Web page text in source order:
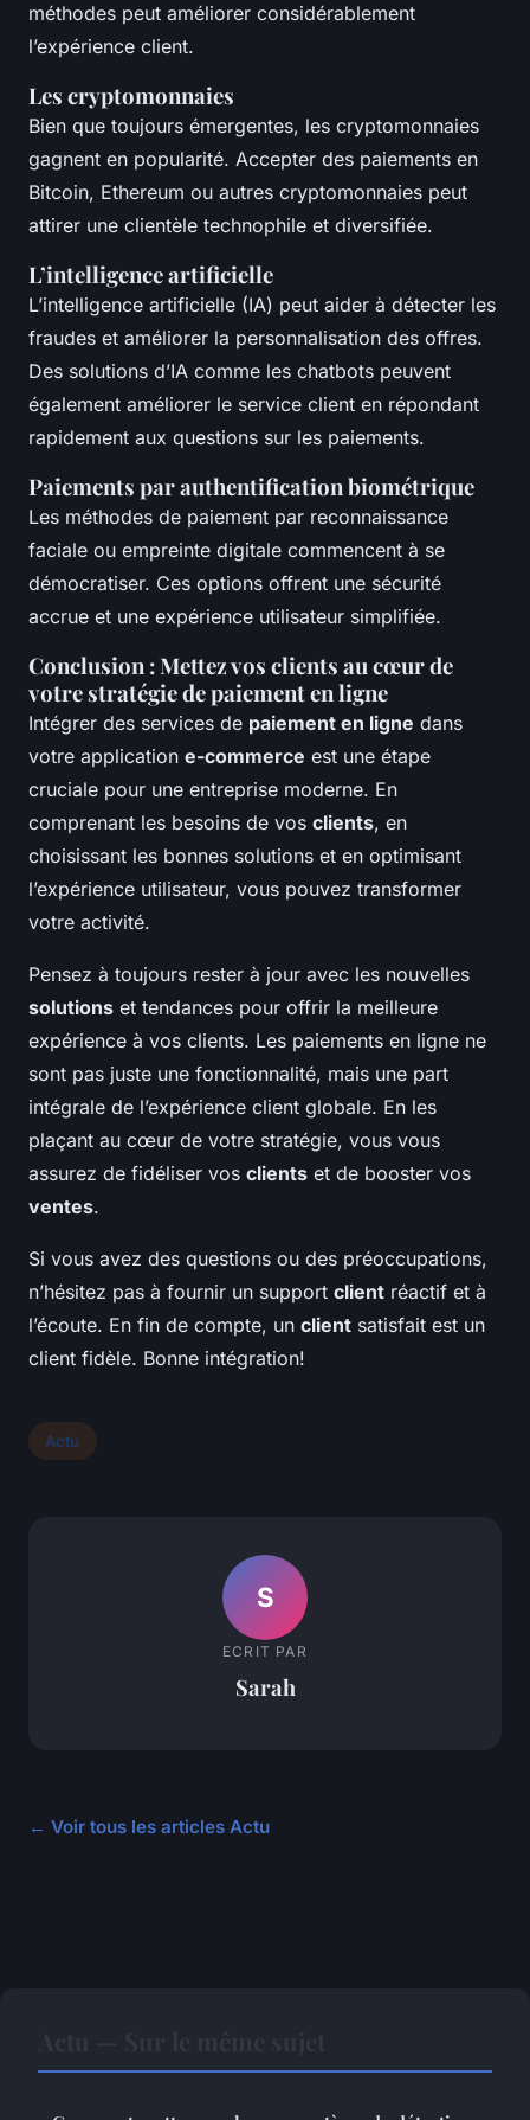
méthodes peut améliorer considérablement
l’expérience client.
Les cryptomonnaies
Bien que toujours émergentes, les cryptomonnaies
gagnent en popularité. Accepter des paiements en
Bitcoin, Ethereum ou autres cryptomonnaies peut
attirer une clientèle technophile et diversifiée.
L’intelligence artificielle
L’intelligence artificielle (IA) peut aider à détecter les
fraudes et améliorer la personnalisation des offres.
Des solutions d’IA comme les chatbots peuvent
également améliorer le service client en répondant
rapidement aux questions sur les paiements.
Paiements par authentification biométrique
Les méthodes de paiement par reconnaissance
faciale ou empreinte digitale commencent à se
démocratiser. Ces options offrent une sécurité
accrue et une expérience utilisateur simplifiée.
Conclusion : Mettez vos clients au cœur de
votre stratégie de paiement en ligne
Intégrer des services de paiement en ligne dans
votre application e-commerce est une étape
cruciale pour une entreprise moderne. En
comprenant les besoins de vos clients, en
choisissant les bonnes solutions et en optimisant
l’expérience utilisateur, vous pouvez transformer
votre activité.
Pensez à toujours rester à jour avec les nouvelles
solutions et tendances pour offrir la meilleure
expérience à vos clients. Les paiements en ligne ne
sont pas juste une fonctionnalité, mais une part
intégrale de l’expérience client globale. En les
plaçant au cœur de votre stratégie, vous vous
assurez de fidéliser vos clients et de booster vos
ventes.
Si vous avez des questions ou des préoccupations,
n’hésitez pas à fournir un support client réactif et à
l’écoute. En fin de compte, un client satisfait est un
client fidèle. Bonne intégration!
Actu
S
ECRIT PAR
Sarah
← Voir tous les articles Actu